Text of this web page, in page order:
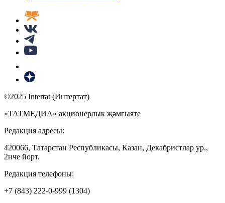
©2025 Intertat (Интертат)
«ТАТМЕДИА» акционерлык җәмгыяте
Редакция адресы:
420066, Татарстан Республикасы, Казан, Декабристлар ур.,
2нче йорт.
Редакция телефоны:
+7 (843) 222-0-999 (1304)